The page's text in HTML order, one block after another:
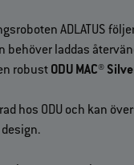
ADLATUS
behöver laddas
robust ODU MAC®
hos ODU och kan